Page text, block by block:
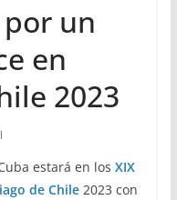
un
en
2023
estará en los XIX
de Chile2023 con